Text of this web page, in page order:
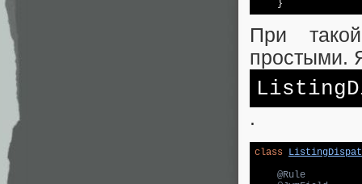
При
простыми.
.
class
@Rule